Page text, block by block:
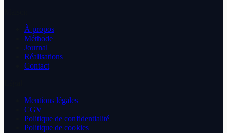
À propos
Méthode
Journal
Réalisations
Contact
Mentions légales
CGV
Politique de confidentialité
Politique de cookies